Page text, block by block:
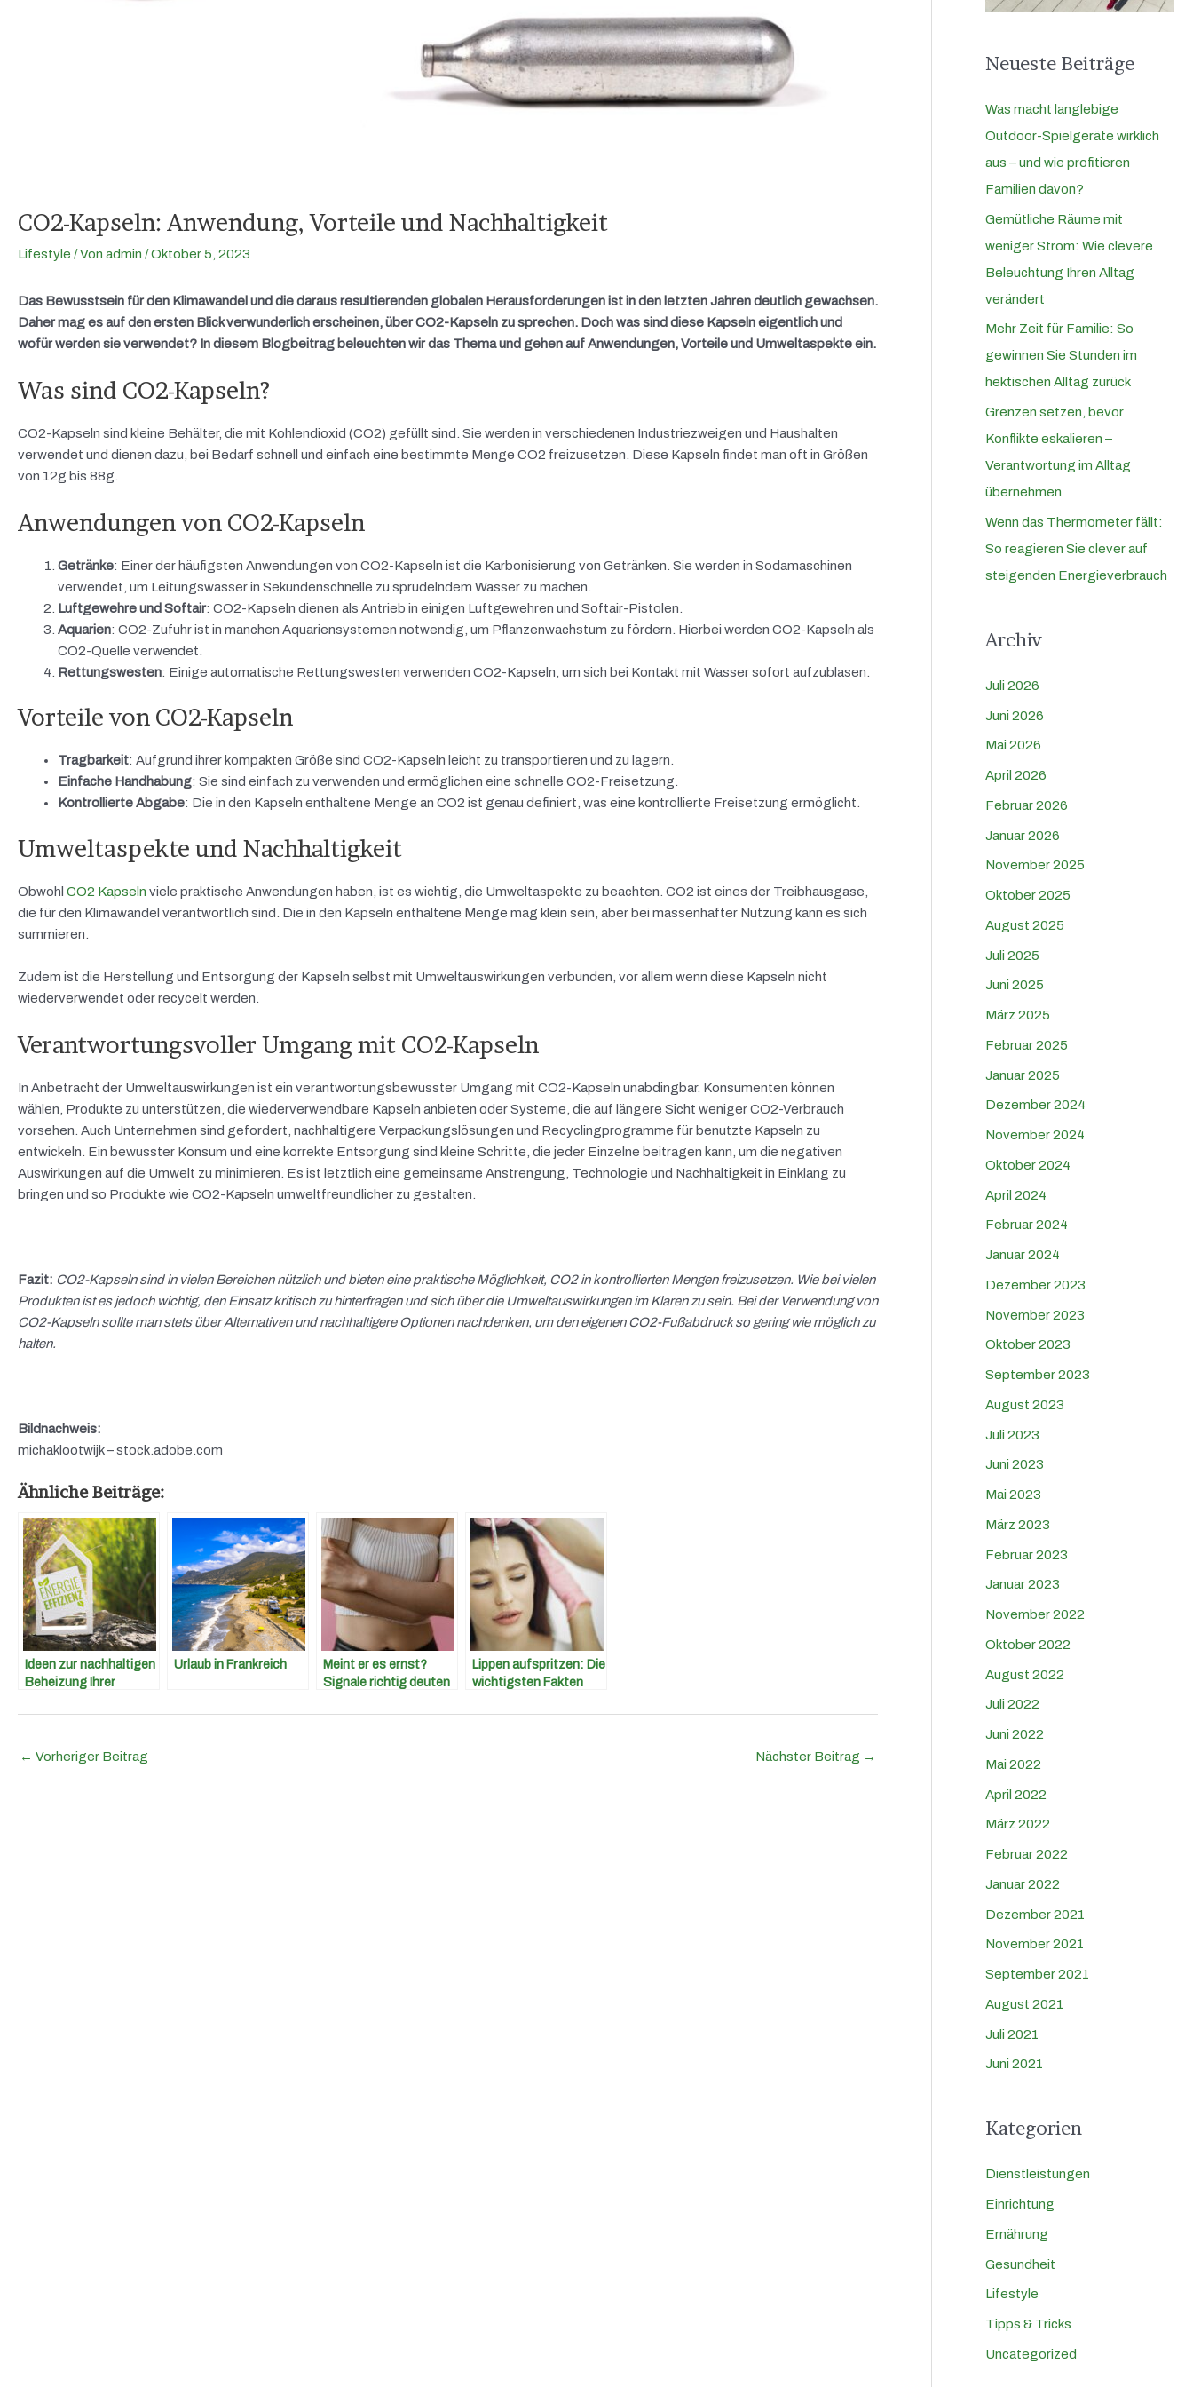
CO2-Kapseln: Anwendung, Vorteile und Nachhaltigkeit
Lifestyle / Von admin /Oktober 5, 2023
Das Bewusstsein für den Klimawandel und die daraus resultierenden globalen Herausforderungen ist in den letzten Jahren deutlich gewachsen.
Daher mag es auf den ersten Blick verwunderlich erscheinen, über CO2-Kapseln zu sprechen. Doch was sind diese Kapseln eigentlich und
wofür werden sie verwendet? In diesem Blogbeitrag beleuchten wir das Thema und gehen auf Anwendungen, Vorteile und Umweltaspekte ein.
Was sind CO2-Kapseln?
CO2-Kapseln sind kleine Behälter, die mit Kohlendioxid (CO2) gefüllt sind. Sie werden in verschiedenen Industriezweigen und Haushalten
verwendet und dienen dazu, bei Bedarf schnell und einfach eine bestimmte Menge CO2 freizusetzen. Diese Kapseln findet man oft in Größen
von 12g bis 88g.
Anwendungen von CO2-Kapseln
Getränke: Einer der häufigsten Anwendungen von CO2-Kapseln ist die Karbonisierung von Getränken. Sie werden in Sodamaschinen
verwendet, um Leitungswasser in Sekundenschnelle zu sprudelndem Wasser zu machen.
Luftgewehre und Softair: CO2-Kapseln dienen als Antrieb in einigen Luftgewehren und Softair-Pistolen.
Aquarien: CO2-Zufuhr ist in manchen Aquariensystemen notwendig, um Pflanzenwachstum zu fördern. Hierbei werden CO2-Kapseln als
CO2-Quelle verwendet.
Rettungswesten: Einige automatische Rettungswesten verwenden CO2-Kapseln, um sich bei Kontakt mit Wasser sofort aufzublasen.
Vorteile von CO2-Kapseln
Tragbarkeit: Aufgrund ihrer kompakten Größe sind CO2-Kapseln leicht zu transportieren und zu lagern.
Einfache Handhabung: Sie sind einfach zu verwenden und ermöglichen eine schnelle CO2-Freisetzung.
Kontrollierte Abgabe: Die in den Kapseln enthaltene Menge an CO2 ist genau definiert, was eine kontrollierte Freisetzung ermöglicht.
Umweltaspekte und Nachhaltigkeit
Obwohl CO2 Kapseln viele praktische Anwendungen haben, ist es wichtig, die Umweltaspekte zu beachten. CO2 ist eines der Treibhausgase,
die für den Klimawandel verantwortlich sind. Die in den Kapseln enthaltene Menge mag klein sein, aber bei massenhafter Nutzung kann es sich
summieren.
Zudem ist die Herstellung und Entsorgung der Kapseln selbst mit Umweltauswirkungen verbunden, vor allem wenn diese Kapseln nicht
wiederverwendet oder recycelt werden.
Verantwortungsvoller Umgang mit CO2-Kapseln
In Anbetracht der Umweltauswirkungen ist ein verantwortungsbewusster Umgang mit CO2-Kapseln unabdingbar. Konsumenten können
wählen, Produkte zu unterstützen, die wiederverwendbare Kapseln anbieten oder Systeme, die auf längere Sicht weniger CO2-Verbrauch
vorsehen. Auch Unternehmen sind gefordert, nachhaltigere Verpackungslösungen und Recyclingprogramme für benutzte Kapseln zu
entwickeln. Ein bewusster Konsum und eine korrekte Entsorgung sind kleine Schritte, die jeder Einzelne beitragen kann, um die negativen
Auswirkungen auf die Umwelt zu minimieren. Es ist letztlich eine gemeinsame Anstrengung, Technologie und Nachhaltigkeit in Einklang zu
bringen und so Produkte wie CO2-Kapseln umweltfreundlicher zu gestalten.
Fazit: CO2-Kapseln sind in vielen Bereichen nützlich und bieten eine praktische Möglichkeit, CO2 in kontrollierten Mengen freizusetzen. Wie bei vielen
Produkten ist es jedoch wichtig, den Einsatz kritisch zu hinterfragen und sich über die Umweltauswirkungen im Klaren zu sein. Bei der Verwendung von
CO2-Kapseln sollte man stets über Alternativen und nachhaltigere Optionen nachdenken, um den eigenen CO2-Fußabdruck so gering wie möglich zu
halten.
Bildnachweis:
michaklootwijk – stock.adobe.com
Ähnliche Beiträge:
Ideen zur nachhaltigen
Beheizung Ihrer
Urlaub in Frankreich
Meint er es ernst?
Signale richtig deuten
Lippen aufspritzen: Die
wichtigsten Fakten
← Vorheriger Beitrag Nächster Beitrag →
hNeueste Beiträge
Was macht langlebige
Outdoor-Spielgeräte wirklich
aus – und wie profitieren
Familien davon?
Gemütliche Räume mit
weniger Strom: Wie clevere
Beleuchtung Ihren Alltag
verändert
Mehr Zeit für Familie: So
gewinnen Sie Stunden im
hektischen Alltag zurück
Grenzen setzen, bevor
Konflikte eskalieren –
Verantwortung im Alltag
übernehmen
Wenn das Thermometer fällt:
So reagieren Sie clever auf
steigenden Energieverbrauch
Archiv
Juli 2026
Juni 2026
Mai 2026
April 2026
Februar 2026
Januar 2026
November 2025
Oktober 2025
August 2025
Juli 2025
Juni 2025
März 2025
Februar 2025
Januar 2025
Dezember 2024
November 2024
Oktober 2024
April 2024
Februar 2024
Januar 2024
Dezember 2023
November 2023
Oktober 2023
September 2023
August 2023
Juli 2023
Juni 2023
Mai 2023
März 2023
Februar 2023
Januar 2023
November 2022
Oktober 2022
August 2022
Juli 2022
Juni 2022
Mai 2022
April 2022
März 2022
Februar 2022
Januar 2022
Dezember 2021
November 2021
September 2021
August 2021
Juli 2021
Juni 2021
Kategorien
Dienstleistungen
Einrichtung
Ernährung
Gesundheit
Lifestyle
Tipps & Tricks
Uncategorized